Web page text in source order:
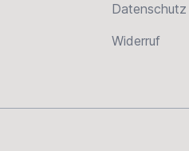
Datenschutz
Widerruf